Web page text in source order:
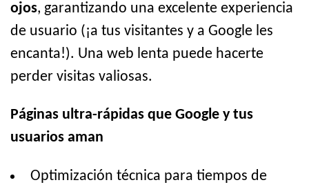
ojos, garantizando una excelente experiencia
de usuario (¡a tus visitantes y a Google les
encanta!). Una web lenta puede hacerte
perder visitas valiosas.
Páginas ultra-rápidas que Google y tus
usuarios aman
Optimización técnica para tiempos de